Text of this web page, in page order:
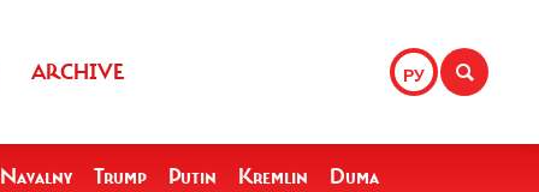
РУ
ARCHIVE
Navalny Trump Putin Kremlin Duma